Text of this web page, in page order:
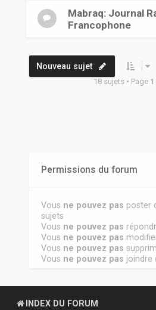
Mabraq: Journal
Francophone
Nouveau sujet
18 sujets • Page 1
Permissions du forum
Vous ne pouvez pas poster
sujets
Vous ne pouvez pas
Vous ne pouvez pas
Vous ne pouvez pas
Vous ne pouvez pas joindre
INDEX DU FORUM